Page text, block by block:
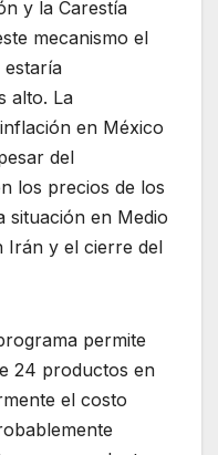
y la Carestía
mecanismo el
estaría
alto. La
en México
del
los precios de los
situación en Medio
Irán y el cierre del
permite
24 productos en
el costo